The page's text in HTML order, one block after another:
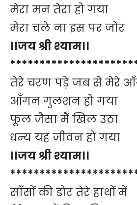
मेरा मन तेरा हो गया
मेरा चले ना इस पर जोर
।।जय श्री श्याम।।
तेरे चरण पड़े जब से मेरे
आँगन गुलशन हो गया
फूल जैसा मैं खिल उठा
धन्य यह जीवन हो गया
।।जय श्री श्याम।।
साँसों की डोर तेरे हाथों में